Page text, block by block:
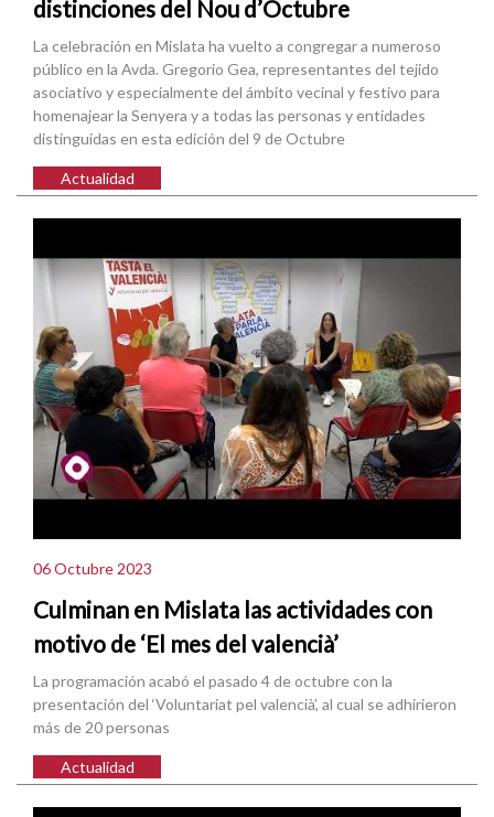
distinciones del Nou d’Octubre
La celebración en Mislata ha vuelto a congregar a numeroso
público en la Avda. Gregorio Gea, representantes del tejido
asociativo y especialmente del ámbito vecinal y festivo para
homenajear la Senyera y a todas las personas y entidades
distinguidas en esta edición del 9 de Octubre
Actualidad
06 Octubre 2023
Culminan en Mislata las actividades con
motivo de ‘El mes del valencià’
La programación acabó el pasado 4 de octubre con la
presentación del ‘Voluntariat pel valencià’, al cual se adhirieron
más de 20 personas
Actualidad